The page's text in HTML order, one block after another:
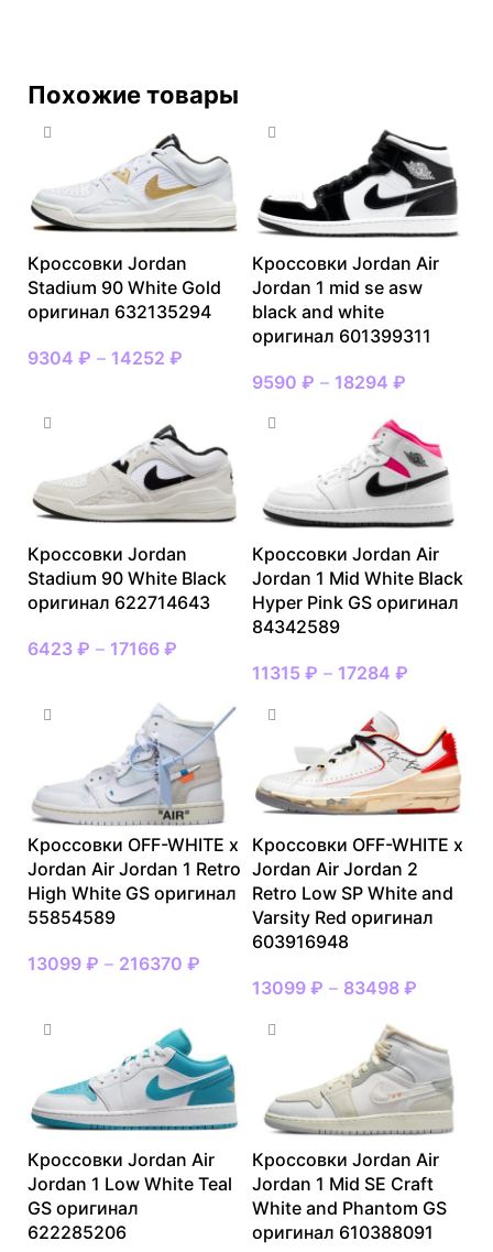
Похожие товары
Кроссовки Jordan
Stadium 90 White Gold
оригинал 632135294
9304 ₽ – 14252 ₽
Кроссовки Jordan Air
Jordan 1 mid se asw
black and white
оригинал 601399311
9590 ₽ – 18294 ₽
Кроссовки Jordan
Stadium 90 White Black
оригинал 622714643
6423 ₽ – 17166 ₽
Кроссовки Jordan Air
Jordan 1 Mid White Black
Hyper Pink GS оригинал
84342589
11315 ₽ – 17284 ₽
Кроссовки OFF-WHITE x
Jordan Air Jordan 1 Retro
High White GS оригинал
55854589
13099 ₽ – 216370 ₽
Кроссовки OFF-WHITE x
Jordan Air Jordan 2
Retro Low SP White and
Varsity Red оригинал
603916948
13099 ₽ – 83498 ₽
Кроссовки Jordan Air
Jordan 1 Low White Teal
GS оригинал
622285206
Кроссовки Jordan Air
Jordan 1 Mid SE Craft
White and Phantom GS
оригинал 610388091